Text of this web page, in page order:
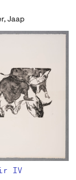
Jaap
IV